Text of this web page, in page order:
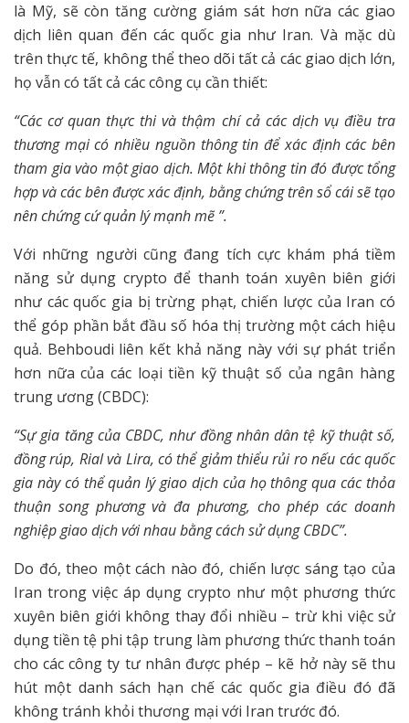
là Mỹ, sẽ còn tăng cường giám sát hơn nữa các giao
dịch liên quan đến các quốc gia như Iran. Và mặc dù
trên thực tế, không thể theo dõi tất cả các giao dịch lớn,
họ vẫn có tất cả các công cụ cần thiết:
“Các cơ quan thực thi và thậm chí cả các dịch vụ điều tra
thương mại có nhiều nguồn thông tin để xác định các bên
tham gia vào một giao dịch. Một khi thông tin đó được tổng
hợp và các bên được xác định, bằng chứng trên sổ cái sẽ tạo
nên chứng cứ quản lý mạnh mẽ ”.
Với những người cũng đang tích cực khám phá tiềm
năng sử dụng crypto để thanh toán xuyên biên giới
như các quốc gia bị trừng phạt, chiến lược của Iran có
thể góp phần bắt đầu số hóa thị trường một cách hiệu
quả. Behboudi liên kết khả năng này với sự phát triển
hơn nữa của các loại tiền kỹ thuật số của ngân hàng
trung ương (CBDC):
“Sự gia tăng của CBDC, như đồng nhân dân tệ kỹ thuật số,
đồng rúp, Rial và Lira, có thể giảm thiểu rủi ro nếu các quốc
gia này có thể quản lý giao dịch của họ thông qua các thỏa
thuận song phương và đa phương, cho phép các doanh
nghiệp giao dịch với nhau bằng cách sử dụng CBDC”.
Do đó, theo một cách nào đó, chiến lược sáng tạo của
Iran trong việc áp dụng crypto như một phương thức
xuyên biên giới không thay đổi nhiều – trừ khi việc sử
dụng tiền tệ phi tập trung làm phương thức thanh toán
cho các công ty tư nhân được phép – kẽ hở này sẽ thu
hút một danh sách hạn chế các quốc gia điều đó đã
không tránh khỏi thương mại với Iran trước đó.